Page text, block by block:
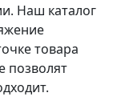
Наш каталог
товара
позволят